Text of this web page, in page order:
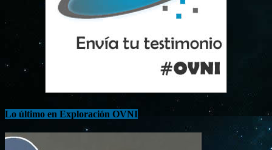
Lo último en Exploración OVNI